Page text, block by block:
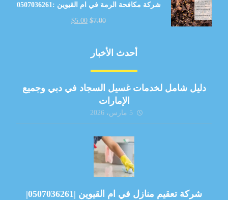
شركة مكافحة الرمة في ام القيوين :0507036261
$7.00
$5.00
أحدث الأخبار
دليل شامل لخدمات غسيل السجاد في دبي وجميع
الإمارات
5 مارس، 2026
شركة تعقيم منازل في ام القيوين |0507036261|